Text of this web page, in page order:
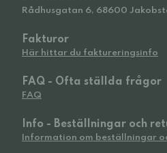
Rådhusgatan 6, 68600
Fakturor
Här hittar du faktureringsinfo
FAQ - Ofta ställda frågor
FAQ
Info - Beställningar och
Information om beställningar